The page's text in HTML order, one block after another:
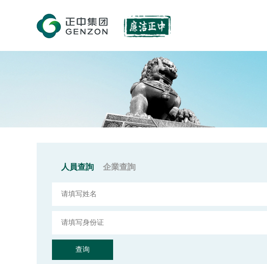
人員查詢 企業查詢